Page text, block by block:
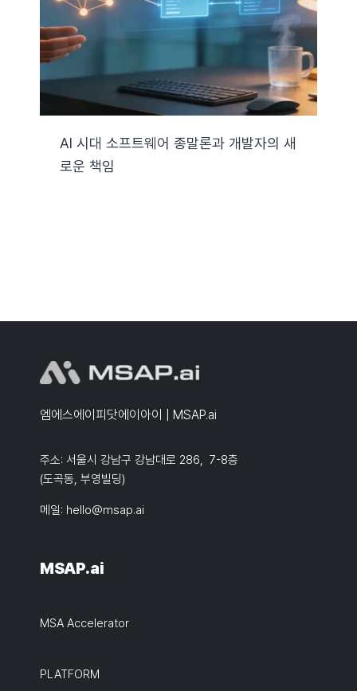
자료실
기술지원
Search
AI 시대 소프트웨어 종말론과 개발자의 새
로운 책임
엠에스에이피닷에이아이 | MSAP.ai
주소: 서울시 강남구 강남대로 286, 7-8층
(도곡동, 부영빌딩)
메일: hello@msap.ai
MSAP.ai
MSA Accelerator
PLATFORM